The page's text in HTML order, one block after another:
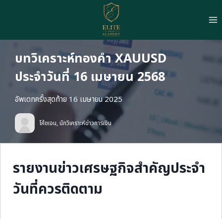
บทวิเคราะห์ทองคำ XAUUSD
ประจำวันที่ 16 เมษายน 2568
อัพเดทครั้งสุดท้าย 16 เมษายน 2025
โค้ชเจน, นักวิเคราะห์ข่าวการเงิน
รายงานข่าวเศรษฐกิจสำคัญประจำ
วันที่ควรติดตาม